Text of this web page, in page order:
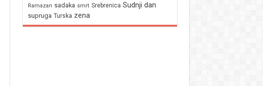
Ramazan sadaka smrt Srebrenica Sudnji dan
supruga Turska zena